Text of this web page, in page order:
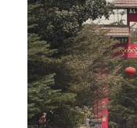
Byกองบรรณาธิการ 1 3